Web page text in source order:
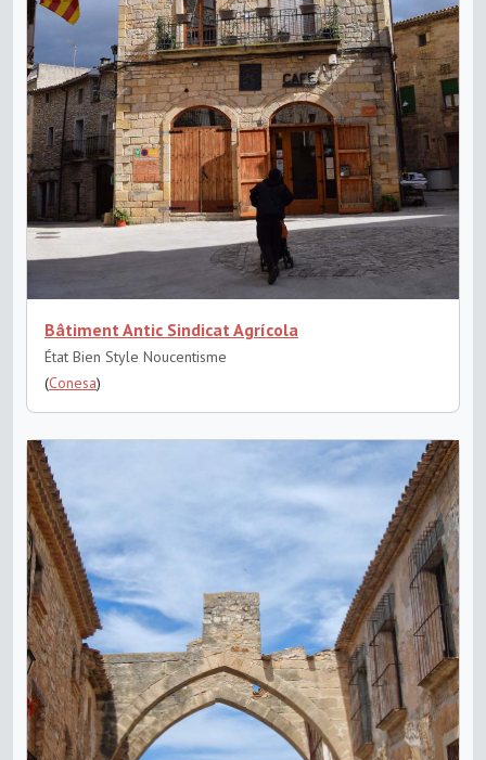
Bâtiment Antic Sindicat Agrícola
État Bien Style Noucentisme
(Conesa)